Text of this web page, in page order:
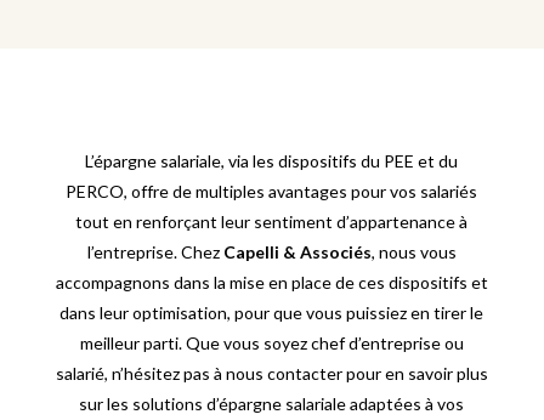
L’épargne salariale, via les dispositifs du PEE et du
PERCO, offre de multiples avantages pour vos salariés
tout en renforçant leur sentiment d’appartenance à
l’entreprise. Chez Capelli & Associés, nous vous
accompagnons dans la mise en place de ces dispositifs et
dans leur optimisation, pour que vous puissiez en tirer le
meilleur parti. Que vous soyez chef d’entreprise ou
salarié, n’hésitez pas à nous contacter pour en savoir plus
sur les solutions d’épargne salariale adaptées à vos